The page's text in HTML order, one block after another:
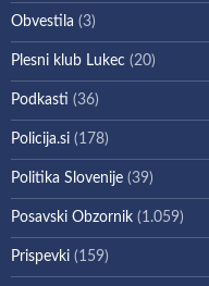
Obvestila (3)
Plesni klub Lukec (20)
Podkasti (36)
Policija.si (178)
Politika Slovenije (39)
Posavski Obzornik (1.059)
Prispevki (159)